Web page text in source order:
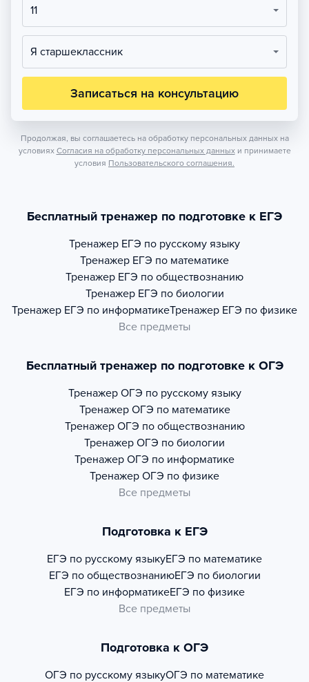
11
Я старшеклассник
Записаться на консультацию
Продолжая, вы соглашаетесь на обработку персональных данных на
условиях Согласия на обработку персональных данных и принимаете
условия Пользовательского соглашения.
Бесплатный тренажер по подготовке к ЕГЭ
Тренажер ЕГЭ по русскому языку
Тренажер ЕГЭ по математике
Тренажер ЕГЭ по обществознанию
Тренажер ЕГЭ по биологии
Тренажер ЕГЭ по информатикеТренажер ЕГЭ по физике
Все предметы
Бесплатный тренажер по подготовке к ОГЭ
Тренажер ОГЭ по русскому языку
Тренажер ОГЭ по математике
Тренажер ОГЭ по обществознанию
Тренажер ОГЭ по биологии
Тренажер ОГЭ по информатике
Тренажер ОГЭ по физике
Все предметы
Подготовка к ЕГЭ
ЕГЭ по русскому языкуЕГЭ по математике
ЕГЭ по обществознаниюЕГЭ по биологии
ЕГЭ по информатикеЕГЭ по физике
Все предметы
Подготовка к ОГЭ
ОГЭ по русскому языкуОГЭ по математике